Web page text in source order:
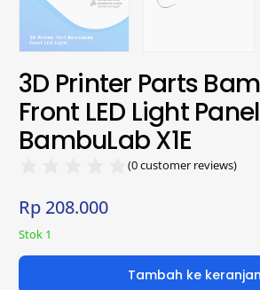
3D Printer Parts
Front LED Light Panel
BambuLab X1E
(0customer reviews)
Rp 208.000
Stok 1
Tambah ke